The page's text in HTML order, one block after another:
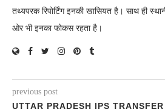
तथ्यपरक रिपोर्टिंग इनकी खासियत है। साथ ही
ओर भी इनका फोकस रहता है।
previous post
UTTAR PRADESH IPS TRANSFER